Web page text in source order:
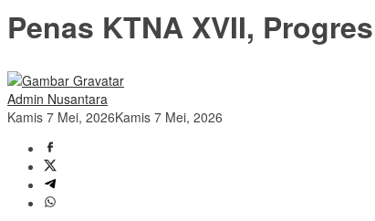
Penas KTNA XVII,
Admin Nusantara
Kamis 7 Mei, 2026Kamis 7 Mei, 2026